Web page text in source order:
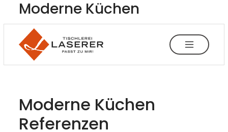
----
Zum Haupt-Inhalt springen
Zur Menü-Navigation springen
Zum Footer springen
Moderne Küchen
Tischlerei & Küchen
Moderne Küchen
Moderne Küchen
Referenzen